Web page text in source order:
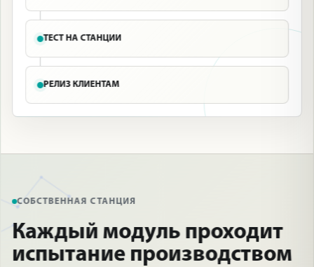
ТЕСТ НА СТАНЦИИ
РЕЛИЗ КЛИЕНТАМ
СОБСТВЕННАЯ СТАНЦИЯ
Каждый модуль проходит
испытание производством